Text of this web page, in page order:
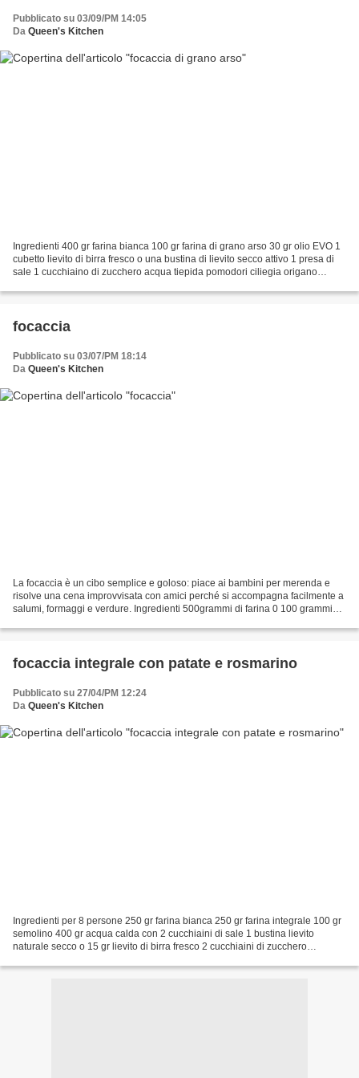
Pubblicato su 03/09/PM 14:05
Da Queen's Kitchen
Ingredienti 400 gr farina bianca 100 gr farina di grano arso 30 gr olio EVO 1
cubetto lievito di birra fresco o una bustina di lievito secco attivo 1 presa di
sale 1 cucchiaino di zucchero acqua tiepida pomodori ciliegia origano
focaccia
Pubblicato su 03/07/PM 18:14
Da Queen's Kitchen
La focaccia è un cibo semplice e goloso: piace ai bambini per merenda e
risolve una cena improvvisata con amici perché si accompagna facilmente a
salumi, formaggi e verdure. Ingredienti 500grammi di farina 0 100 grammi
focaccia integrale con patate e rosmarino
Pubblicato su 27/04/PM 12:24
Da Queen's Kitchen
Ingredienti per 8 persone 250 gr farina bianca 250 gr farina integrale 100 gr
semolino 400 gr acqua calda con 2 cucchiaini di sale 1 bustina lievito
naturale secco o 15 gr lievito di birra fresco 2 cucchiaini di zucchero